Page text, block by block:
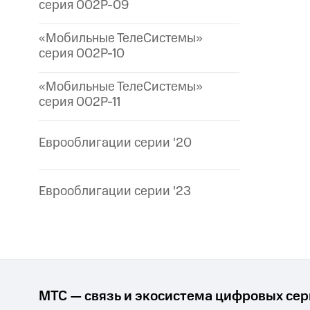
серия 002P-09
«Мобильные ТелеСистемы»
серия 002P-10
«Мобильные ТелеСистемы»
серия 002P-11
Еврооблигации серии '20
Еврооблигации серии '23
МТС — связь и экосистема цифровых